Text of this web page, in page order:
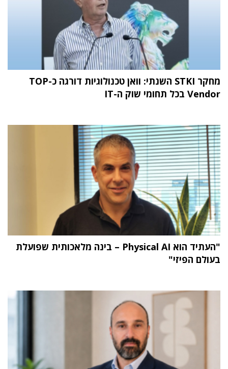
מחקר STKI השנתי: וואן טכנולוגיות דורגה כ-TOP
Vendor בכל תחומי שוק ה-IT
"העתיד הוא Physical AI – בינה מלאכותית שפועלת
בעולם הפיזי"